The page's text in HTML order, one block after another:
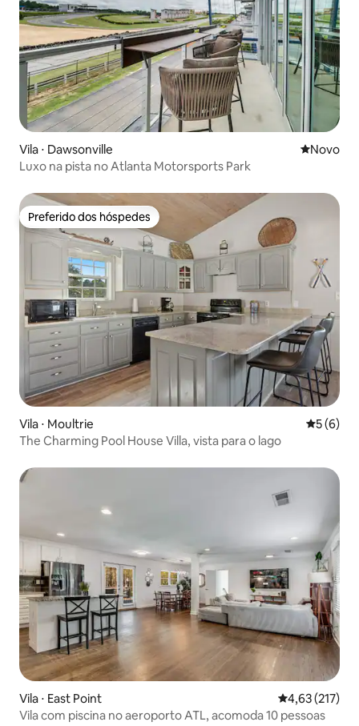
Vila ⋅ Dawsonville Novo
Novo
Luxo na pista no Atlanta Motorsports Park
Preferido dos hóspedes
Preferido dos hóspedes
Vila ⋅ Moultrie 5 de
5 (6)
The Charming Pool House Villa, vista para o lago
Vila ⋅ East Point 4,63 de uma
4,63 (217)
Vila com piscina no aeroporto ATL, acomoda 10 pessoas